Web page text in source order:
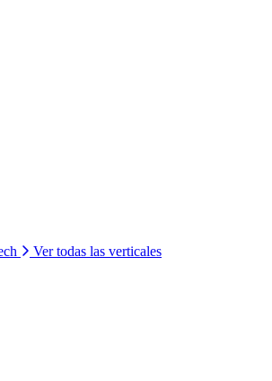
Ver todas las verticales